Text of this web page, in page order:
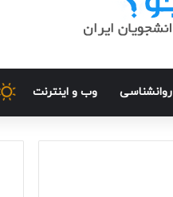
روانشناسی وب و اینترنت